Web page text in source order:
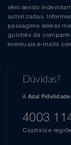
vêm sendo
autorizadas.
passagens aéreas
guichês da
eventuais e-mails
Dúvidas?
A Azul Fidelidade
4003
Capitais e